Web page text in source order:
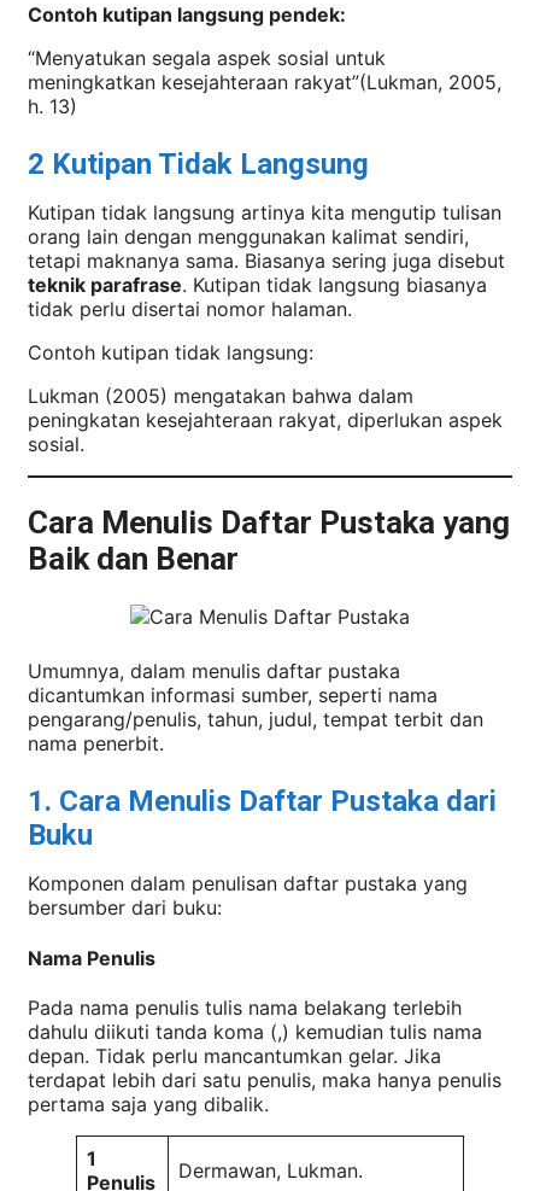
Contoh kutipan langsung pendek:
“Menyatukan segala aspek sosial untuk
meningkatkan kesejahteraan rakyat”(Lukman, 2005,
h. 13)
2 Kutipan Tidak Langsung
Kutipan tidak langsung artinya kita mengutip tulisan
orang lain dengan menggunakan kalimat sendiri,
tetapi maknanya sama. Biasanya sering juga disebut
teknik parafrase. Kutipan tidak langsung biasanya
tidak perlu disertai nomor halaman.
Contoh kutipan tidak langsung:
Lukman (2005) mengatakan bahwa dalam
peningkatan kesejahteraan rakyat, diperlukan aspek
sosial.
Cara Menulis Daftar Pustaka yang
Baik dan Benar
Umumnya, dalam menulis daftar pustaka
dicantumkan informasi sumber, seperti nama
pengarang/penulis, tahun, judul, tempat terbit dan
nama penerbit.
1. Cara Menulis Daftar Pustaka dari
Buku
Komponen dalam penulisan daftar pustaka yang
bersumber dari buku:
Nama Penulis
Pada nama penulis tulis nama belakang terlebih
dahulu diikuti tanda koma (,) kemudian tulis nama
depan. Tidak perlu mancantumkan gelar. Jika
terdapat lebih dari satu penulis, maka hanya penulis
pertama saja yang dibalik.
1
Penulis
Dermawan, Lukman.